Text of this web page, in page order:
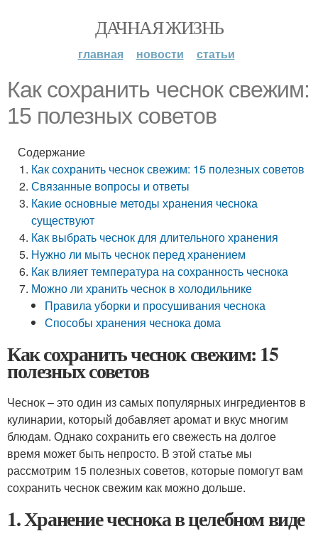
ДАЧНАЯ ЖИЗНЬ
главная новости статьи
Как сохранить чеснок свежим:
15 полезных советов
Содержание
Как сохранить чеснок свежим: 15 полезных советов
Связанные вопросы и ответы
Какие основные методы хранения чеснока
существуют
Как выбрать чеснок для длительного хранения
Нужно ли мыть чеснок перед хранением
Как влияет температура на сохранность чеснока
Можно ли хранить чеснок в холодильнике
Правила уборки и просушивания чеснока
Способы хранения чеснока дома
Как сохранить чеснок свежим: 15
полезных советов
Чеснок – это один из самых популярных ингредиентов в
кулинарии, который добавляет аромат и вкус многим
блюдам. Однако сохранить его свежесть на долгое
время может быть непросто. В этой статье мы
рассмотрим 15 полезных советов, которые помогут вам
сохранить чеснок свежим как можно дольше.
1. Хранение чеснока в целебном виде